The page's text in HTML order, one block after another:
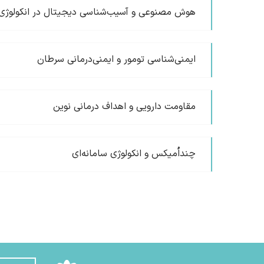
هوش مصنوعی و آسیب‌شناسی دیجیتال در
ایمنی‌شناسی تومور و ایمنی‌درمانی سرطان
مقاومت دارویی و اهداف درمانی نوین
چنداُمیکس و انکولوژی سامانه‌ای